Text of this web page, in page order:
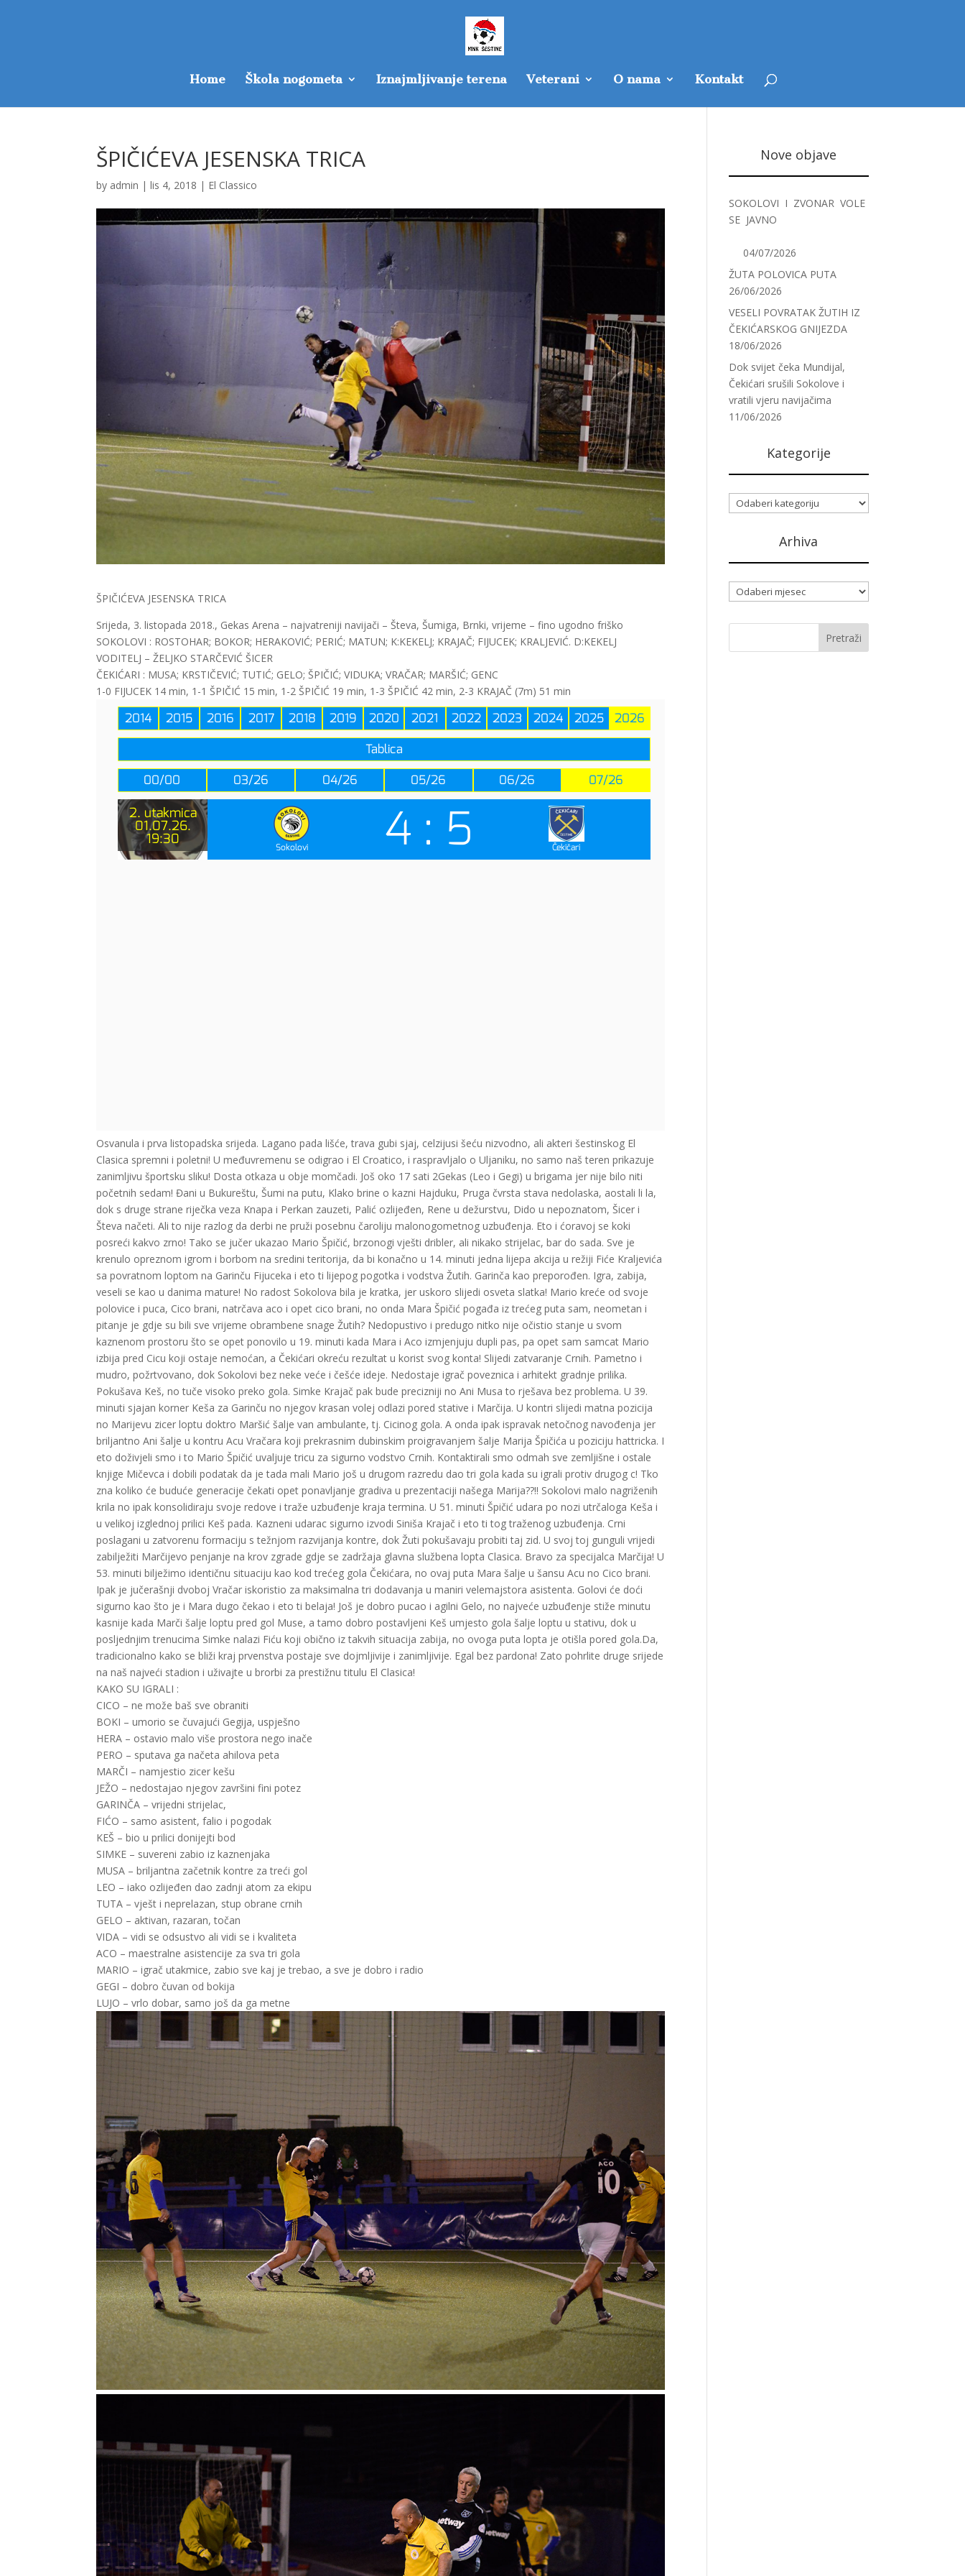
Home Škola nogometa Iznajmljivanje terena Veterani O nama Kontakt
ŠPIČIĆEVA JESENSKA TRICA
by admin |lis 4, 2018 | El Classico
ŠPIČIĆEVA JESENSKA TRICA
Srijeda, 3. listopada 2018., Gekas Arena – najvatreniji navijači – Števa, Šumiga, Brnki, vrijeme – fino ugodno friško
SOKOLOVI : ROSTOHAR; BOKOR; HERAKOVIĆ; PERIĆ; MATUN; K:KEKELJ; KRAJAČ; FIJUCEK; KRALJEVIĆ. D:KEKELJ
VODITELJ – ŽELJKO STARČEVIĆ ŠICER
ČEKIĆARI : MUSA; KRSTIČEVIĆ; TUTIĆ; GELO; ŠPIČIĆ; VIDUKA; VRAČAR; MARŠIĆ; GENC
1-0 FIJUCEK 14 min, 1-1 ŠPIČIĆ 15 min, 1-2 ŠPIČIĆ 19 min, 1-3 ŠPIČIĆ 42 min, 2-3 KRAJAČ (7m) 51 min
Osvanula i prva listopadska srijeda. Lagano pada lišće, trava gubi sjaj, celzijusi šeću nizvodno, ali akteri šestinskog El
Clasica spremni i poletni! U međuvremenu se odigrao i El Croatico, i raspravljalo o Uljaniku, no samo naš teren prikazuje
zanimljivu športsku sliku! Dosta otkaza u obje momčadi. Još oko 17 sati 2Gekas (Leo i Gegi) u brigama jer nije bilo niti
početnih sedam! Đani u Bukureštu, Šumi na putu, Klako brine o kazni Hajduku, Pruga čvrsta stava nedolaska, aostali li la,
dok s druge strane riječka veza Knapa i Perkan zauzeti, Palić ozlijeđen, Rene u dežurstvu, Dido u nepoznatom, Šicer i
Števa načeti. Ali to nije razlog da derbi ne pruži posebnu čaroliju malonogometnog uzbuđenja. Eto i ćoravoj se koki
posreći kakvo zrno! Tako se jučer ukazao Mario Špičić, brzonogi vješti dribler, ali nikako strijelac, bar do sada. Sve je
krenulo opreznom igrom i borbom na sredini teritorija, da bi konačno u 14. minuti jedna lijepa akcija u režiji Fiće Kraljevića
sa povratnom loptom na Garinču Fijuceka i eto ti lijepog pogotka i vodstva Žutih. Garinča kao preporođen. Igra, zabija,
veseli se kao u danima mature! No radost Sokolova bila je kratka, jer uskoro slijedi osveta slatka! Mario kreće od svoje
polovice i puca, Cico brani, natrčava aco i opet cico brani, no onda Mara Špičić pogađa iz trećeg puta sam, neometan i
pitanje je gdje su bili sve vrijeme obrambene snage Žutih? Nedopustivo i predugo nitko nije očistio stanje u svom
kaznenom prostoru što se opet ponovilo u 19. minuti kada Mara i Aco izmjenjuju dupli pas, pa opet sam samcat Mario
izbija pred Cicu koji ostaje nemoćan, a Čekićari okreću rezultat u korist svog konta! Slijedi zatvaranje Crnih. Pametno i
mudro, požrtvovano, dok Sokolovi bez neke veće i češće ideje. Nedostaje igrač poveznica i arhitekt gradnje prilika.
Pokušava Keš, no tuče visoko preko gola. Simke Krajač pak bude precizniji no Ani Musa to rješava bez problema. U 39.
minuti sjajan korner Keša za Garinču no njegov krasan volej odlazi pored stative i Marčija. U kontri slijedi matna pozicija
no Marijevu zicer loptu doktro Maršić šalje van ambulante, tj. Cicinog gola. A onda ipak ispravak netočnog navođenja jer
briljantno Ani šalje u kontru Acu Vračara koji prekrasnim dubinskim proigravanjem šalje Marija Špičića u poziciju hattricka. I
eto doživjeli smo i to Mario Špičić uvaljuje tricu za sigurno vodstvo Crnih. Kontaktirali smo odmah sve zemljišne i ostale
knjige Mičevca i dobili podatak da je tada mali Mario još u drugom razredu dao tri gola kada su igrali protiv drugog c! Tko
zna koliko će buduće generacije čekati opet ponavljanje gradiva u prezentaciji našega Marija??!! Sokolovi malo nagriženih
krila no ipak konsolidiraju svoje redove i traže uzbuđenje kraja termina. U 51. minuti Špičić udara po nozi utrčaloga Keša i
u velikoj izglednoj prilici Keš pada. Kazneni udarac sigurno izvodi Siniša Krajač i eto ti tog traženog uzbuđenja. Crni
poslagani u zatvorenu formaciju s težnjom razvijanja kontre, dok Žuti pokušavaju probiti taj zid. U svoj toj gunguli vrijedi
zabilježiti Marčijevo penjanje na krov zgrade gdje se zadržaja glavna službena lopta Clasica. Bravo za specijalca Marčija! U
53. minuti bilježimo identičnu situaciju kao kod trećeg gola Čekićara, no ovaj puta Mara šalje u šansu Acu no Cico brani.
Ipak je jučerašnji dvoboj Vračar iskoristio za maksimalna tri dodavanja u maniri velemajstora asistenta. Golovi će doći
sigurno kao što je i Mara dugo čekao i eto ti belaja! Još je dobro pucao i agilni Gelo, no najveće uzbuđenje stiže minutu
kasnije kada Marči šalje loptu pred gol Muse, a tamo dobro postavljeni Keš umjesto gola šalje loptu u stativu, dok u
posljednjim trenucima Simke nalazi Fiću koji obično iz takvih situacija zabija, no ovoga puta lopta je otišla pored gola.Da,
tradicionalno kako se bliži kraj prvenstva postaje sve dojmljivije i zanimljivije. Egal bez pardona! Zato pohrlite druge srijede
na naš najveći stadion i uživajte u brorbi za prestižnu titulu El Clasica!
KAKO SU IGRALI :
CICO – ne može baš sve obraniti
BOKI – umorio se čuvajući Gegija, uspješno
HERA – ostavio malo više prostora nego inače
PERO – sputava ga načeta ahilova peta
MARČI – namjestio zicer kešu
JEŽO – nedostajao njegov završini fini potez
GARINČA – vrijedni strijelac,
FIĆO – samo asistent, falio i pogodak
KEŠ – bio u prilici donijejti bod
SIMKE – suvereni zabio iz kaznenjaka
MUSA – briljantna začetnik kontre za treći gol
LEO – iako ozlijeđen dao zadnji atom za ekipu
TUTA – vješt i neprelazan, stup obrane crnih
GELO – aktivan, razaran, točan
VIDA – vidi se odsustvo ali vidi se i kvaliteta
ACO – maestralne asistencije za sva tri gola
MARIO – igrač utakmice, zabio sve kaj je trebao, a sve je dobro i radio
GEGI – dobro čuvan od bokija
LUJO – vrlo dobar, samo još da ga metne
Nove objave
SOKOLOVI I ZVONAR VOLE
SE JAVNO
04/07/2026
ŽUTA POLOVICA PUTA
26/06/2026
VESELI POVRATAK ŽUTIH IZ
ČEKIĆARSKOG GNIJEZDA
18/06/2026
Dok svijet čeka Mundijal,
Čekićari srušili Sokolove i
vratili vjeru navijačima
11/06/2026
Kategorije
Kategorije
Arhiva
Arhiva